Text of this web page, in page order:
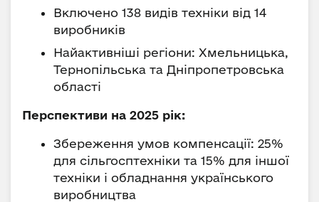
Включено 138 видів техніки від 14
виробників
Найактивніші регіони: Хмельницька,
Тернопільська та Дніпропетровська
області
Перспективи на 2025 рік:
Збереження умов компенсації: 25%
для сільгосптехніки та 15% для іншої
техніки і обладнання українського
виробництва